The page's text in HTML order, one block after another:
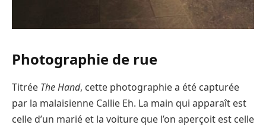
Photographie de rue
Titrée The Hand, cette photographie a été capturée
par la malaisienne Callie Eh. La main qui apparaît est
celle d’un marié et la voiture que l’on aperçoit est celle